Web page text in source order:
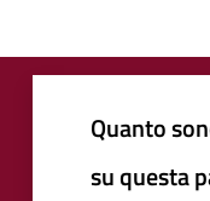
Quanto
su questa